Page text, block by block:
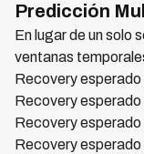
Predicción
En lugar de un solo
ventanas
Recovery
Recovery
Recovery
Recovery